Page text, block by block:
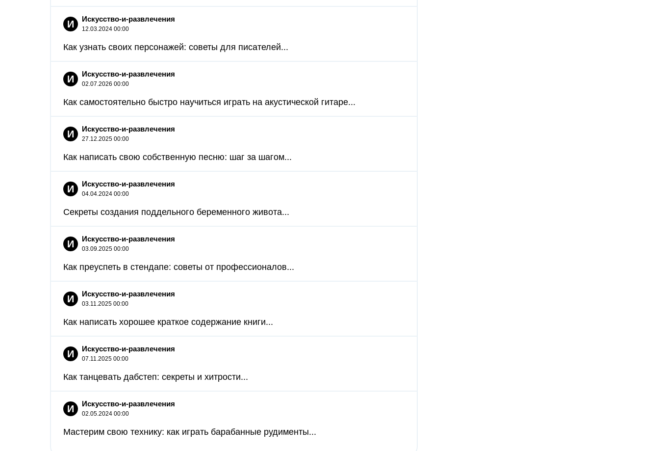
И Искусство-и-развлечения
12.03.2024 00:00
Как узнать своих персонажей: советы для писателей...
И Искусство-и-развлечения
02.07.2026 00:00
Как самостоятельно быстро научиться играть на акустической гитаре...
И Искусство-и-развлечения
27.12.2025 00:00
Как написать свою собственную песню: шаг за шагом...
И Искусство-и-развлечения
04.04.2024 00:00
Секреты создания поддельного беременного живота...
И Искусство-и-развлечения
03.09.2025 00:00
Как преуспеть в стендапе: советы от профессионалов...
И Искусство-и-развлечения
03.11.2025 00:00
Как написать хорошее краткое содержание книги...
И Искусство-и-развлечения
07.11.2025 00:00
Как танцевать дабстеп: секреты и хитрости...
И Искусство-и-развлечения
02.05.2024 00:00
Мастерим свою технику: как играть барабанные рудименты...